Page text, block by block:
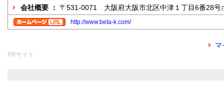
会社概要 ： 〒531-0071 大阪府大阪市北区中津１丁目6番28号
http://www.beta-k.com/
マ
PRサイト